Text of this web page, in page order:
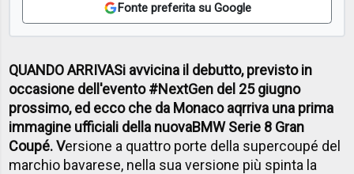
Fonte preferita su Google
QUANDO ARRIVASi avvicina il debutto, previsto in
occasione dell'evento #NextGen del 25 giugno
prossimo, ed ecco che da Monaco aqrriva una prima
immagine ufficiali della nuovaBMW Serie 8 Gran
Coupé. Versione a quattro porte della supercoupé del
marchio bavarese, nella sua versione più spinta la